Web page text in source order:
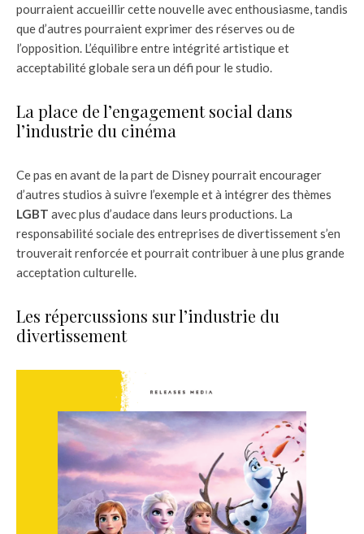
pourraient accueillir cette nouvelle avec enthousiasme, tandis
que d’autres pourraient exprimer des réserves ou de
l’opposition. L’équilibre entre intégrité artistique et
acceptabilité globale sera un défi pour le studio.
La place de l’engagement social dans
l’industrie du cinéma
Ce pas en avant de la part de Disney pourrait encourager
d’autres studios à suivre l’exemple et à intégrer des thèmes
LGBT avec plus d’audace dans leurs productions. La
responsabilité sociale des entreprises de divertissement s’en
trouverait renforcée et pourrait contribuer à une plus grande
acceptation culturelle.
Les répercussions sur l’industrie du
divertissement